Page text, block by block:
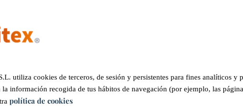
utiliza cookies de terceros, de sesión y persistentes para fines analíticos y
la información recogida de tus hábitos de navegación (por ejemplo, las
política de cookies